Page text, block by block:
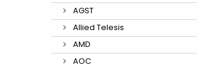
AGST
Allied Telesis
AMD
AOC